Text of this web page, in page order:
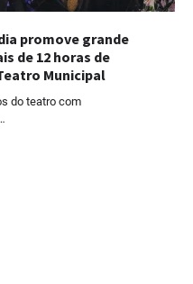
promove grande
de 12 horas de
Municipal
do teatro com